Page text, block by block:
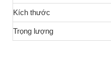
Kích thước
Trọng lượng